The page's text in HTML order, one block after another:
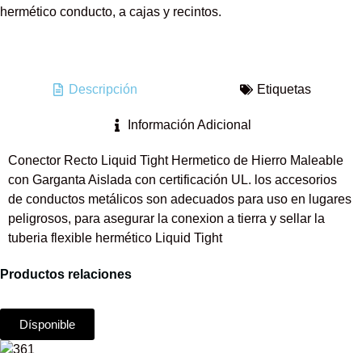
hermético conducto, a cajas y recintos.
Descripción Etiquetas
Información Adicional
Conector Recto Liquid Tight Hermetico de Hierro Maleable
con Garganta Aislada con certificación UL. los accesorios
de conductos metálicos son adecuados para uso en lugares
peligrosos, para asegurar la conexion a tierra y sellar la
tuberia flexible hermético Liquid Tight
Productos relaciones
Dísponible